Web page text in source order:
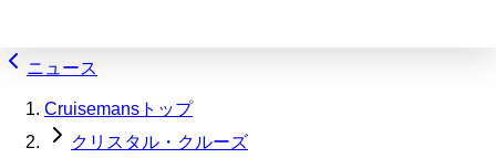
ニュース
Cruisemansトップ
クリスタル・クルーズ